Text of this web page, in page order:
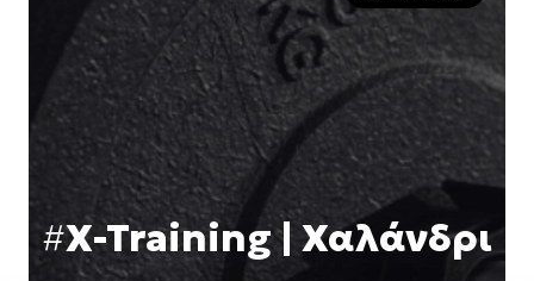
#X-Training | Χαλάνδρι